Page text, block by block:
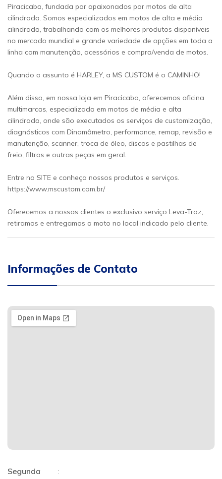
Piracicaba, fundada por apaixonados por motos de alta
cilindrada. Somos especializados em motos de alta e média
cilindrada, trabalhando com os melhores produtos disponíveis
no mercado mundial e grande variedade de opções em toda a
linha com manutenção, acessórios e compra/venda de motos.
Quando o assunto é HARLEY, a MS CUSTOM é o CAMINHO!
Além disso, em nossa loja em Piracicaba, oferecemos oficina
multimarcas, especializada em motos de média e alta
cilindrada, onde são executados os serviços de customização,
diagnósticos com Dinamômetro, performance, remap, revisão e
manutenção, scanner, troca de óleo, discos e pastilhas de
freio, filtros e outras peças em geral.
Entre no SITE e conheça nossos produtos e serviços.
https://www.mscustom.com.br/
Oferecemos a nossos clientes o exclusivo serviço Leva-Traz,
retiramos e entregamos a moto no local indicado pelo cliente.
Informações de Contato
Segunda
: